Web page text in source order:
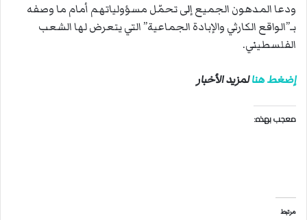
ودعا المدهون الجميع إلى تحمّل مسؤولياتهم أمام ما وصفه
بـ”الواقع الكارثي والإبادة الجماعية” التي يتعرض لها الشعب
الفلسطيني.
إضغط هنالمزيد الأخبار
معجب بهذه:
مرتبط